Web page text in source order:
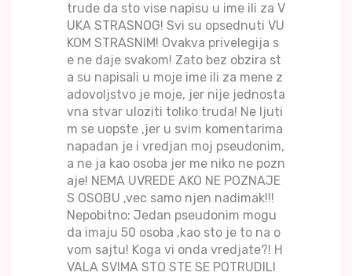
trude da sto vise napisu u ime ili za V
UKA STRASNOG! Svi su opsednuti VU
KOM STRASNIM! Ovakva privelegija s
e ne daje svakom! Zato bez obzira st
a su napisali u moje ime ili za mene z
adovoljstvo je moje, jer nije jednosta
vna stvar uloziti toliko truda! Ne ljuti
m se uopste ,jer u svim komentarima
napadan je i vredjan moj pseudonim,
a ne ja kao osoba jer me niko ne pozn
aje! NEMA UVREDE AKO NE POZNAJE
S OSOBU ,vec samo njen nadimak!!!
Nepobitno: Jedan pseudonim mogu
da imaju 50 osoba ,kao sto je to na o
vom sajtu! Koga vi onda vredjate?! H
VALA SVIMA STO STE SE POTRUDILI